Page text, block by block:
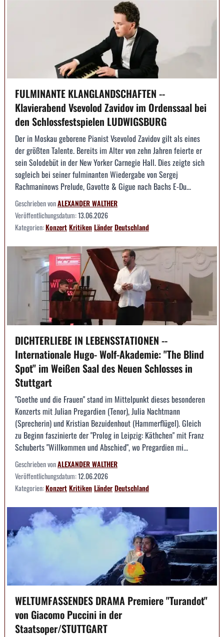
FULMINANTE KLANGLANDSCHAFTEN --
Klavierabend Vsevolod Zavidov im Ordenssaal bei
den Schlossfestspielen LUDWIGSBURG
Der in Moskau geborene Pianist Vsevolod Zavidov gilt als eines
der größten Talente. Bereits im Alter von zehn Jahren feierte er
sein Solodebüt in der New Yorker Carnegie Hall. Dies zeigte sich
sogleich bei seiner fulminanten Wiedergabe von Sergej
Rachmaninows Prelude, Gavotte & Gigue nach Bachs E-Du...
Geschrieben vonALEXANDER WALTHER
Veröffentlichungsdatum:13.06.2026
Kategorien:KonzertKritikenLänderDeutschland
DICHTERLIEBE IN LEBENSSTATIONEN --
Internationale Hugo- Wolf-Akademie: "The Blind
Spot" im Weißen Saal des Neuen Schlosses in
Stuttgart
"Goethe und die Frauen" stand im Mittelpunkt dieses besonderen
Konzerts mit Julian Pregardien (Tenor), Julia Nachtmann
(Sprecherin) und Kristian Bezuidenhout (Hammerflügel). Gleich
zu Beginn faszinierte der "Prolog in Leipzig: Käthchen" mit Franz
Schuberts "Willkommen und Abschied", wo Pregardien mi...
Geschrieben vonALEXANDER WALTHER
Veröffentlichungsdatum:12.06.2026
Kategorien:KonzertKritikenLänderDeutschland
WELTUMFASSENDES DRAMA Premiere "Turandot"
von Giacomo Puccini in der
Staatsoper/STUTTGART